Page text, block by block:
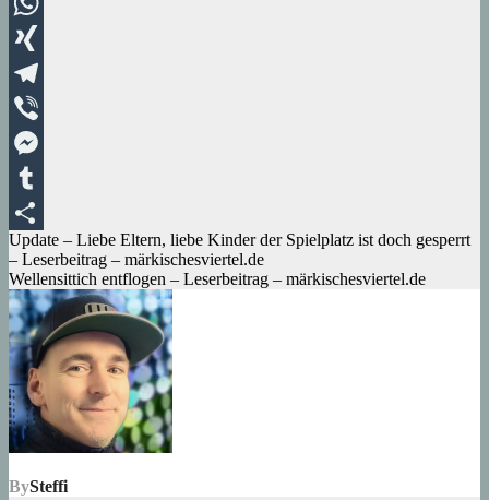
WhatsApp
XING
Telegram
Viber
Messenger
Tumblr
Teilen
Beitragsnavigation
Update – Liebe Eltern, liebe Kinder der Spielplatz ist doch gesperrt
– Leserbeitrag – märkischesviertel.de
Wellensittich entflogen – Leserbeitrag – märkischesviertel.de
BySteffi